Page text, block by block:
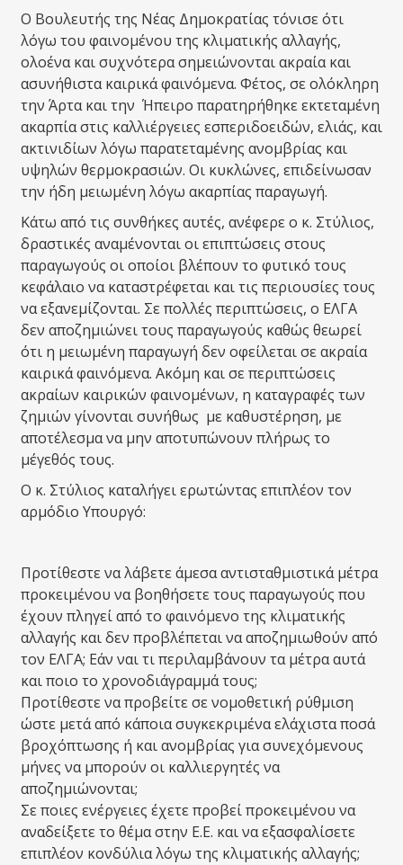
Ο Βουλευτής της Νέας Δημοκρατίας τόνισε ότι
λόγω του φαινομένου της κλιματικής αλλαγής,
ολοένα και συχνότερα σημειώνονται ακραία και
ασυνήθιστα καιρικά φαινόμενα. Φέτος, σε ολόκληρη
την Άρτα και την Ήπειρο παρατηρήθηκε εκτεταμένη
ακαρπία στις καλλιέργειες εσπεριδοειδών, ελιάς, και
ακτινιδίων λόγω παρατεταμένης ανομβρίας και
υψηλών θερμοκρασιών. Οι κυκλώνες, επιδείνωσαν
την ήδη μειωμένη λόγω ακαρπίας παραγωγή.
Κάτω από τις συνθήκες αυτές, ανέφερε ο κ. Στύλιος,
δραστικές αναμένονται οι επιπτώσεις στους
παραγωγούς οι οποίοι βλέπουν το φυτικό τους
κεφάλαιο να καταστρέφεται και τις περιουσίες τους
να εξανεμίζονται. Σε πολλές περιπτώσεις, ο ΕΛΓΑ
δεν αποζημιώνει τους παραγωγούς καθώς θεωρεί
ότι η μειωμένη παραγωγή δεν οφείλεται σε ακραία
καιρικά φαινόμενα. Ακόμη και σε περιπτώσεις
ακραίων καιρικών φαινομένων, η καταγραφές των
ζημιών γίνονται συνήθως με καθυστέρηση, με
αποτέλεσμα να μην αποτυπώνουν πλήρως το
μέγεθός τους.
Ο κ. Στύλιος καταλήγει ερωτώντας επιπλέον τον
αρμόδιο Υπουργό:
Προτίθεστε να λάβετε άμεσα αντισταθμιστικά μέτρα
προκειμένου να βοηθήσετε τους παραγωγούς που
έχουν πληγεί από το φαινόμενο της κλιματικής
αλλαγής και δεν προβλέπεται να αποζημιωθούν από
τον ΕΛΓΑ; Εάν ναι τι περιλαμβάνουν τα μέτρα αυτά
και ποιο το χρονοδιάγραμμά τους;
Προτίθεστε να προβείτε σε νομοθετική ρύθμιση
ώστε μετά από κάποια συγκεκριμένα ελάχιστα ποσά
βροχόπτωσης ή και ανομβρίας για συνεχόμενους
μήνες να μπορούν οι καλλιεργητές να
αποζημιώνονται;
Σε ποιες ενέργειες έχετε προβεί προκειμένου να
αναδείξετε το θέμα στην Ε.Ε. και να εξασφαλίσετε
επιπλέον κονδύλια λόγω της κλιματικής αλλαγής;